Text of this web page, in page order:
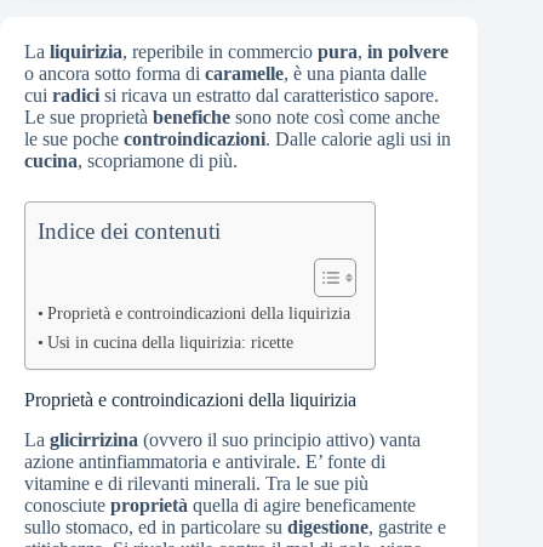
La liquirizia, reperibile in commercio pura, in polvere
o ancora sotto forma di caramelle, è una pianta dalle
cui radici si ricava un estratto dal caratteristico sapore.
Le sue proprietà benefiche sono note così come anche
le sue poche controindicazioni. Dalle calorie agli usi in
cucina, scopriamone di più.
Indice dei contenuti
Proprietà e controindicazioni della liquirizia
Usi in cucina della liquirizia: ricette
Proprietà e controindicazioni della liquirizia
La glicirrizina (ovvero il suo principio attivo) vanta
azione antinfiammatoria e antivirale. E’ fonte di
vitamine e di rilevanti minerali. Tra le sue più
conosciute proprietà quella di agire beneficamente
sullo stomaco, ed in particolare su digestione, gastrite e